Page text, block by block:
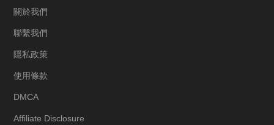
關於我們
聯繫我們
隱私政策
使用條款
DMCA
Affiliate Disclosure